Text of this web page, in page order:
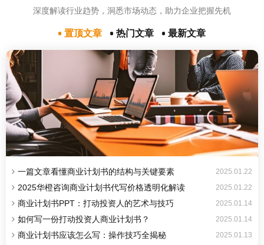
深度解读行业趋势，洞悉市场动态，助力企业把握先机
置顶文章 热门文章 最新文章
2025.01.22
一篇文章看懂商业计划书的结构与关键要素
2025.01.22
2025华橙咨询商业计划书代写价格透明化解读
2025.01.14
​商业计划书PPT：打动投资人的艺术与技巧
2025.01.14
如何写一份打动投资人商业计划书？
2025.01.13
商业计划书应该怎么写：操作技巧全揭秘